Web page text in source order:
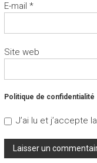
E-mail *
Site web
Politique de confidentialité
J’ai lu et j’accepte la